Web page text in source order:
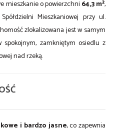
mieszkanie o powierzchni 64,3 m²,
Mieszkaniowej przy ul.
zlokalizowana jest w samym
zamkniętym osiedlu z
nad rzeką.
i bardzo jasne, co zapewnia